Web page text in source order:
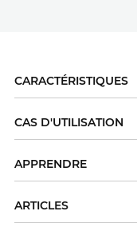
CARACTÉRISTIQUES
CAS D'UTILISATION
APPRENDRE
ARTICLES